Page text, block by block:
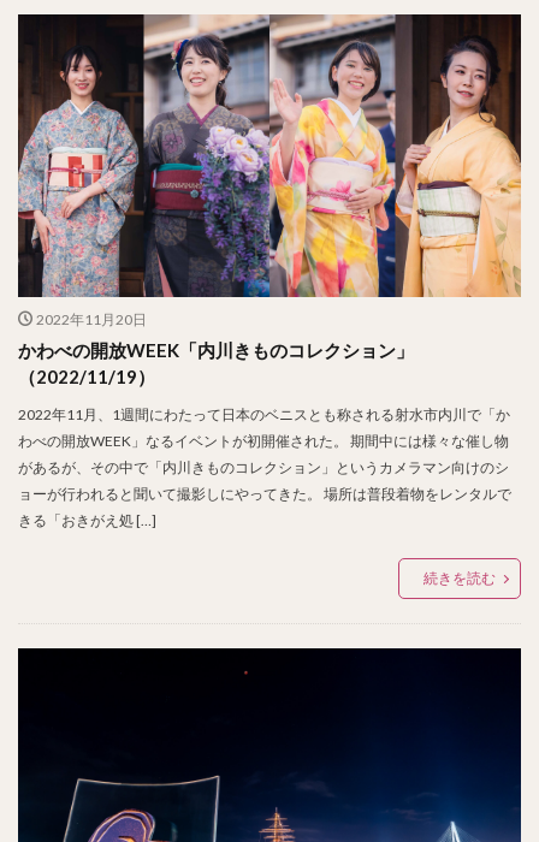
2022年11月20日
かわべの開放WEEK「内川きものコレクション」
（2022/11/19）
2022年11月、1週間にわたって日本のベニスとも称される射水市内川で「か
わべの開放WEEK」なるイベントが初開催された。 期間中には様々な催し物
があるが、その中で「内川きものコレクション」というカメラマン向けのシ
ョーが行われると聞いて撮影しにやってきた。 場所は普段着物をレンタルで
きる「おきがえ処 […]
続きを読む